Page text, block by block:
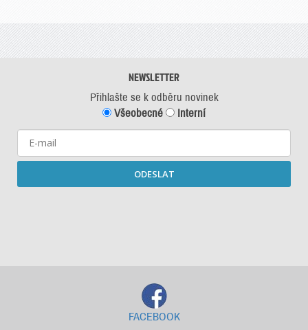
NEWSLETTER
Přihlašte se k odběru novinek
Všeobecné
Interní
ODESLAT
FACEBOOK